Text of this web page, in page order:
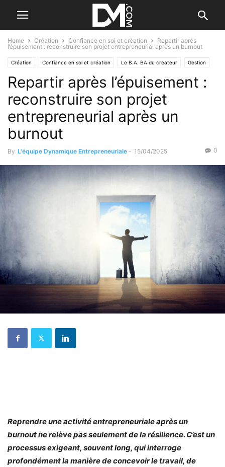
Home Création Confiance en soi et création
Repartir après
l’épuisement : reconstruire son projet entrepreneurial après un burnout
Création Confiance en soi et création Le B.A. BA du créateur Gestion
Les difficultés Personnel Santé et bien-être
Repartir après l’épuisement :
reconstruire son projet
entrepreneurial après un
burnout
By L'équipe Dynamique Entrepreneuriale - 15/04/2025 0
Reprendre une activité entrepreneuriale après un
burnout ne relève pas seulement de la résilience. C’est un
processus exigeant, souvent long, qui interroge
profondément la manière de concevoir le travail, de